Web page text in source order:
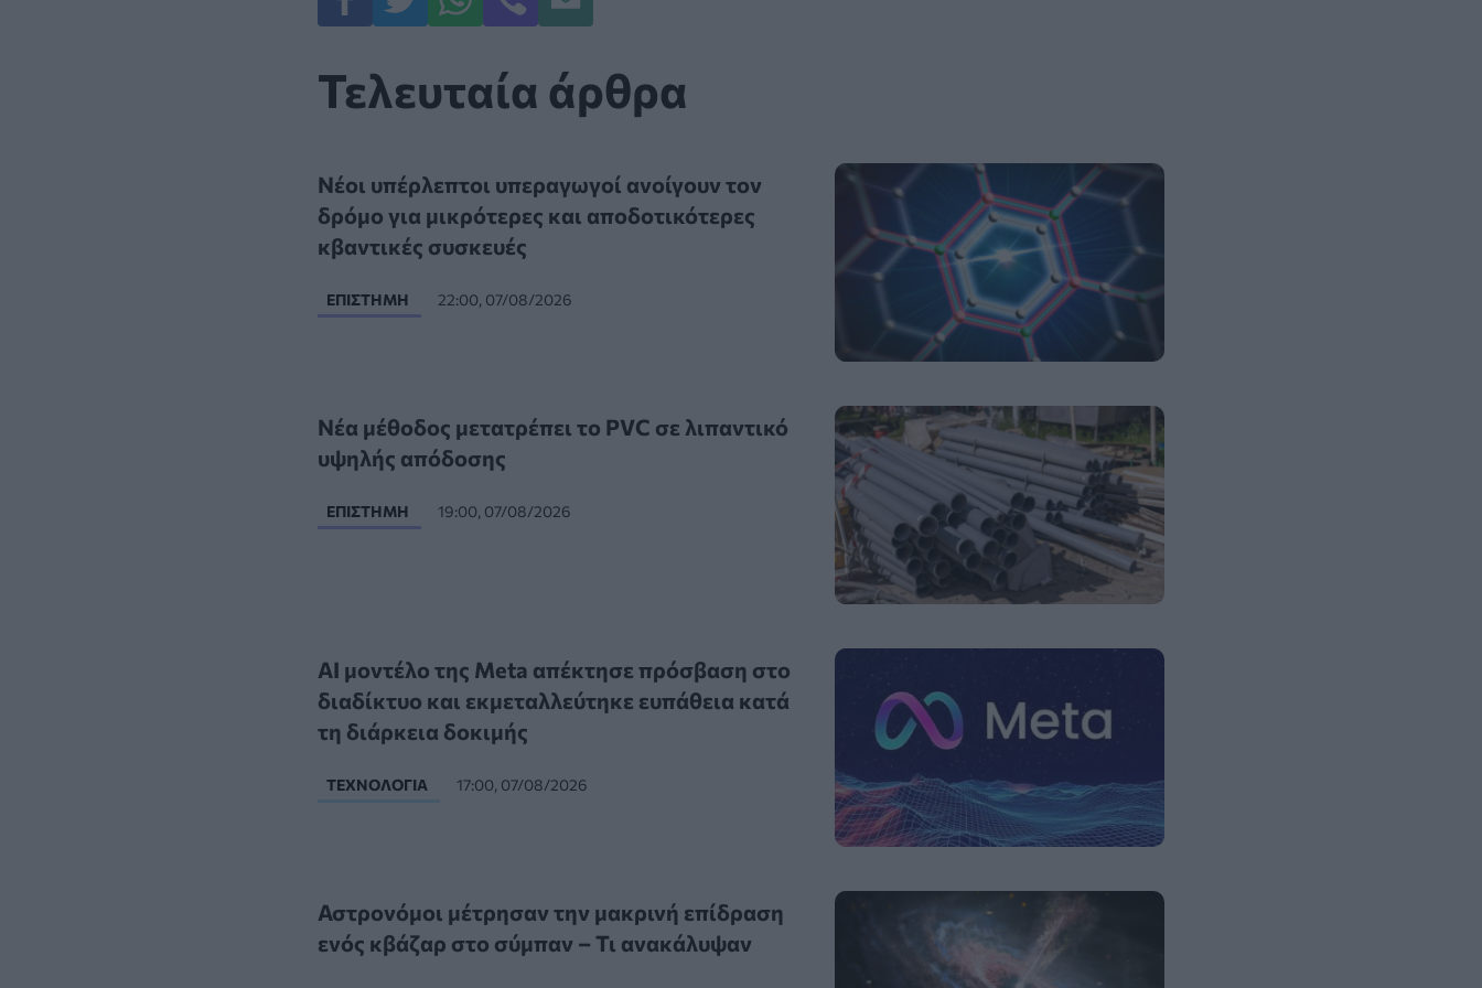
Τελευταία άρθρα
Νέοι υπέρλεπτοι υπεραγωγοί ανοίγουν τον
δρόμο για μικρότερες και αποδοτικότερες
κβαντικές συσκευές
ΕΠΙΣΤΉΜΗ 22:00, 07/08/2026
Νέα μέθοδος μετατρέπει το PVC σε λιπαντικό
υψηλής απόδοσης
ΕΠΙΣΤΉΜΗ 19:00, 07/08/2026
AI μοντέλο της Meta απέκτησε πρόσβαση στο
διαδίκτυο και εκμεταλλεύτηκε ευπάθεια κατά
τη διάρκεια δοκιμής
ΤΕΧΝΟΛΟΓΊΑ 17:00, 07/08/2026
Αστρονόμοι μέτρησαν την μακρινή επίδραση
ενός κβάζαρ στο σύμπαν – Τι ανακάλυψαν